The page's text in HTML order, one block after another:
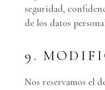
seguridad,
de los datos
9.
Nos reservamos el